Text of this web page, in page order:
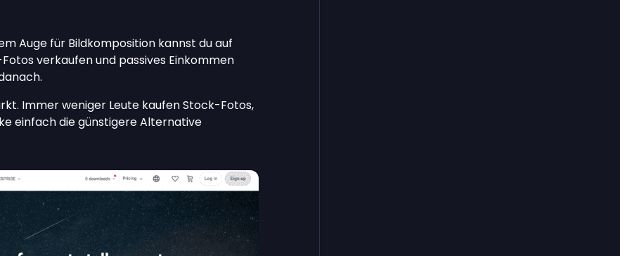
Auge für Bildkomposition kannst du auf
verkaufen und passives Einkommen
Immer weniger Leute kaufen Stock-Fotos,
einfach die günstigere Alternative